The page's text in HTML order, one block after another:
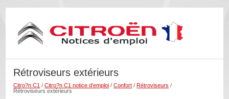
Rétroviseurs extérieurs
Citro?n C1 /Citro?n C1 notice d'emploi /Confort /Rétroviseurs /
Rétroviseurs extérieurs